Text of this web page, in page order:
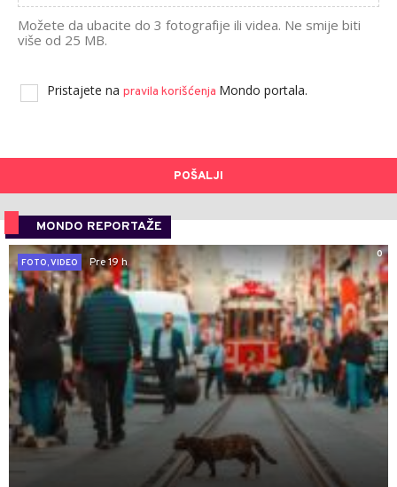
Možete da ubacite do 3 fotografije ili videa. Ne smije biti
više od 25 MB.
Pristajete na pravila korišćenja Mondo portala.
POŠALJI
MONDO REPORTAŽE
0
FOTO, VIDEO
Pre 19 h